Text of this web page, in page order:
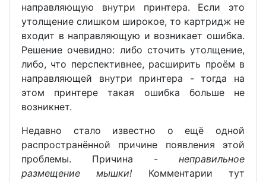
направляющую внутри принтера. Если это
утолщение слишком широкое, то картридж не
входит в направляющую и возникает ошибка.
Решение очевидно: либо сточить утолщение,
либо, что перспективнее, расширить проём в
направляющей внутри принтера - тогда на
этом принтере такая ошибка больше не
возникнет.
Недавно стало известно о ещё одной
распространённой причине появления этой
проблемы. Причина - неправильное
размещение мышки! Комментарии тут